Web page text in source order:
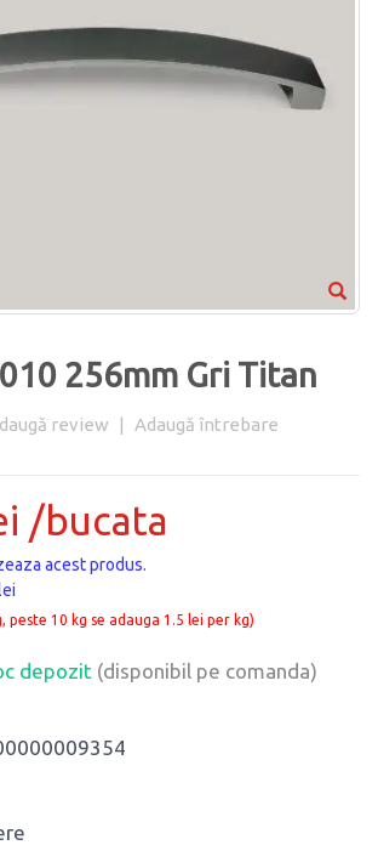
256mm Gri Titan
review | Adaugă întrebare
14.03 Lei /bucata
acest produs.
peste 10 kg se adauga 1.5 lei per kg)
depozit (disponibil pe comanda)